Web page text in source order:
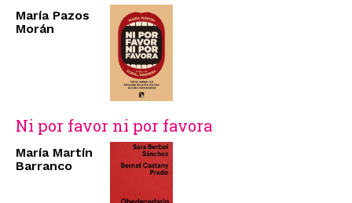
María Pazos
Morán
Ni por favor ni por favora
María Martín
Barranco